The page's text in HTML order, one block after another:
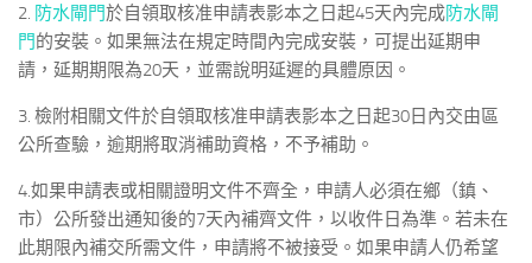
2. 防水閘門於自領取核准申請表影本之日起45天內完成防水閘
門的安裝。如果無法在規定時間內完成安裝，可提出延期申
請，延期期限為20天，並需說明延遲的具體原因。
3. 檢附相關文件於自領取核准申請表影本之日起30日內交由區
公所查驗，逾期將取消補助資格，不予補助。
4.如果申請表或相關證明文件不齊全，申請人必須在鄉（鎮、
市）公所發出通知後的7天內補齊文件，以收件日為準。若未在
此期限內補交所需文件，申請將不被接受。如果申請人仍希望